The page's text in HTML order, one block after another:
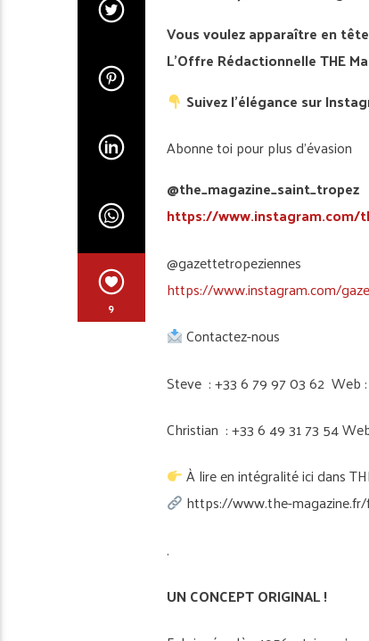
9
Vous voulez apparaître en
L’Offre Rédactionnelle THE
Suivez l’élégance sur
Abonne toi pour plus d’évasion
@the_magazine_saint_tropez
https://www.instagram.com/
@gazettetropeziennes
https://www.instagram.com/
Contactez-nous
Steve : +33 6 79 97 03 62 Web
Christian : +33 6 49 31 73 54
À lire en intégralité ici dans
https://www.the-
.
UN CONCEPT ORIGINAL !